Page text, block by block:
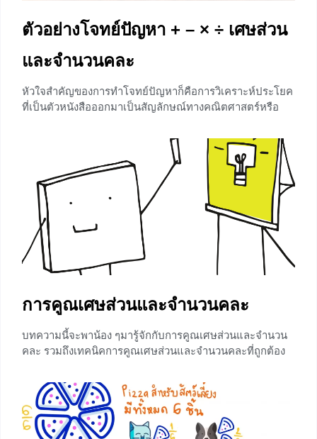
ตัวอย่างโจทย์ปัญหา + – × ÷ เศษส่วน
และจำนวนคละ
หัวใจสำคัญของการทำโจทย์ปัญหาก็คือการวิเคราะห์ประโยค
ที่เป็นตัวหนังสือออกมาเป็นสัญลักษณ์ทางคณิตศาสตร์หรือ
แสดงวิธีคิดได้ออกมาอย่างถูกต้องคำตอบที่ได้ก็จะถูกต้องตาม
มาด้วย ดังนั้นสิ่งที่น้อง ๆจะได้รับจากบทความนี้คือการฝึก
วิเคราะห์โจทย์ปัญหาและการแสดงวิธีทำ รับรองว่าถ้าอ่าน
บทความนี้แล้วนำไปใช้จะได้คำตอบที่ถูกทุกข้ออย่างแน่นอน
การคูณเศษส่วนและจํานวนคละ
บทความนี้จะพาน้อง ๆมารู้จักกับการคูณเศษส่วนและจำนวน
คละ รวมถึงเทคนิคการคูณเศษส่วนและจำนวนคละที่ถูกต้อง
การคูณเศษส่วนและจำนวนคละประเภทต่าง ๆ การตัดทอน
เศษส่วนจำนวนคละและตัวอย่างการคูณเศษส่วนจำนวนคละที่
เข้าใจง่ายและเห็นภาพ สามารถนำไปใช้ได้จริงในห้องเรียน